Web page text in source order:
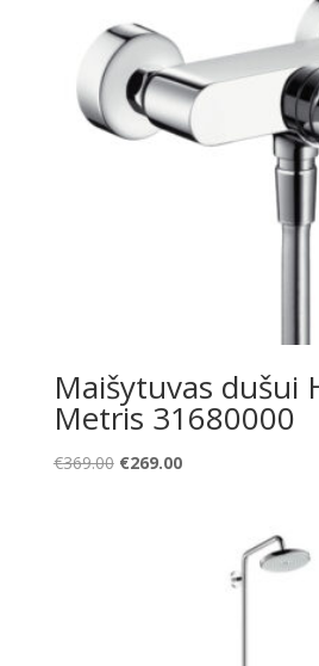
Maišytuvas dušui
Metris 31680000
€369.00 Original
€269.00Current